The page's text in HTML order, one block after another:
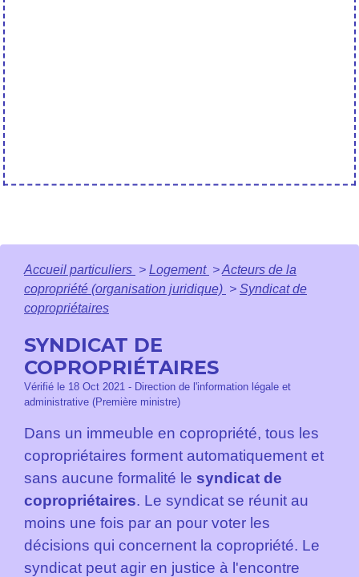
Accueil particuliers > Logement >Acteurs de la
copropriété (organisation juridique) > Syndicat de
copropriétaires
SYNDICAT DE
COPROPRIÉTAIRES
Vérifié le 18 Oct 2021 - Direction de l'information légale et
administrative (Première ministre)
Dans un immeuble en copropriété, tous les
copropriétaires forment automatiquement et
sans aucune formalité le syndicat de
copropriétaires. Le syndicat se réunit au
moins une fois par an pour voter les
décisions qui concernent la copropriété. Le
syndicat peut agir en justice à l'encontre